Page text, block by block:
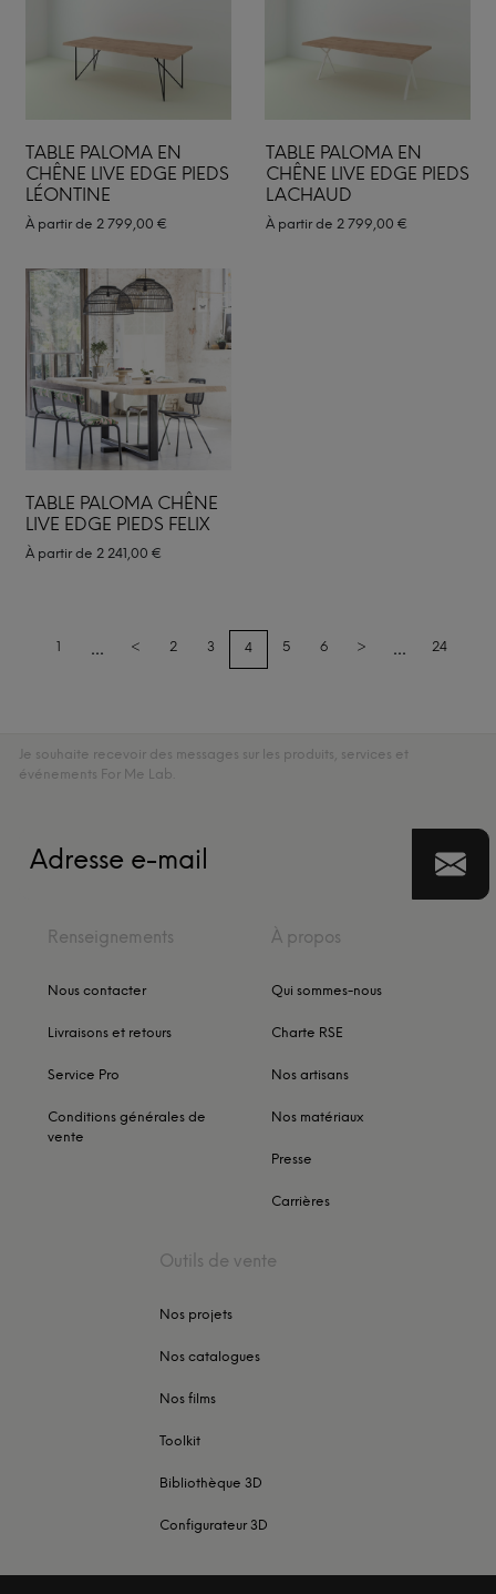
TABLE PALOMA EN
CHÊNE LIVE EDGE PIEDS
LÉONTINE
À partir de 2 799,00 €
TABLE PALOMA EN
CHÊNE LIVE EDGE PIEDS
LACHAUD
À partir de 2 799,00 €
TABLE PALOMA CHÊNE
LIVE EDGE PIEDS FELIX
À partir de 2 241,00 €
1 ... < 2 3 4 5 6 > ... 24
Je souhaite recevoir des messages sur les produits, services et
événements For Me Lab.
Renseignements
Nous contacter
Livraisons et retours
Service Pro
Conditions générales de
vente
À propos
Qui sommes-nous
Charte RSE
Nos artisans
Nos matériaux
Presse
Carrières
Outils de vente
Nos projets
Nos catalogues
Nos films
Toolkit
Bibliothèque 3D
Configurateur 3D